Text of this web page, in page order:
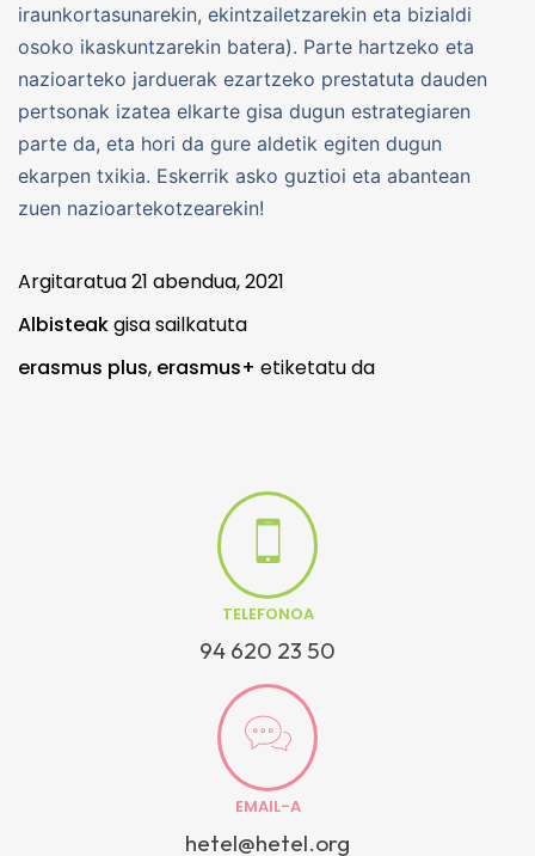
iraunkortasunarekin, ekintzailetzarekin eta bizialdi
osoko ikaskuntzarekin batera). Parte hartzeko eta
nazioarteko jarduerak ezartzeko prestatuta dauden
pertsonak izatea elkarte gisa dugun estrategiaren
parte da, eta hori da gure aldetik egiten dugun
ekarpen txikia. Eskerrik asko guztioi eta abantean
zuen nazioartekotzearekin!
Argitaratua21 abendua, 2021
Albisteakgisa sailkatuta
erasmus plus, erasmus+ etiketatu da
TELEFONOA
94 620 23 50
EMAIL-A
hetel@hetel.org